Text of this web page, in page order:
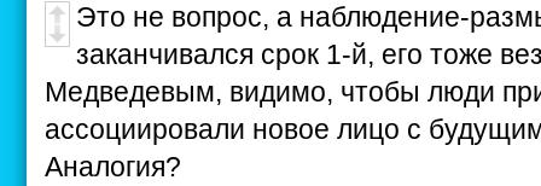
Это не вопрос, а наблюдение-
заканчивался срок 1-й, его тоже
Медведевым, видимо, чтобы люди
ассоциировали новое лицо с
Аналогия?